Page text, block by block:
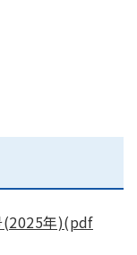
(2025年)(pdf